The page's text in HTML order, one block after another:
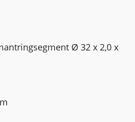
Ø 32 x 2,0 x